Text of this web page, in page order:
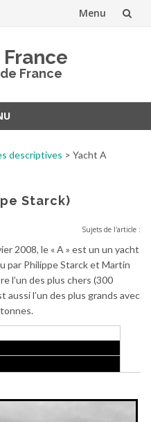
Menu
France
descriptives > Yacht A
Starck)
Sujets de l'article :
2008, le « A » est un un yacht
par Philippe Starck et Martin
l’un des plus chers (300
aussi l’un des plus grands avec